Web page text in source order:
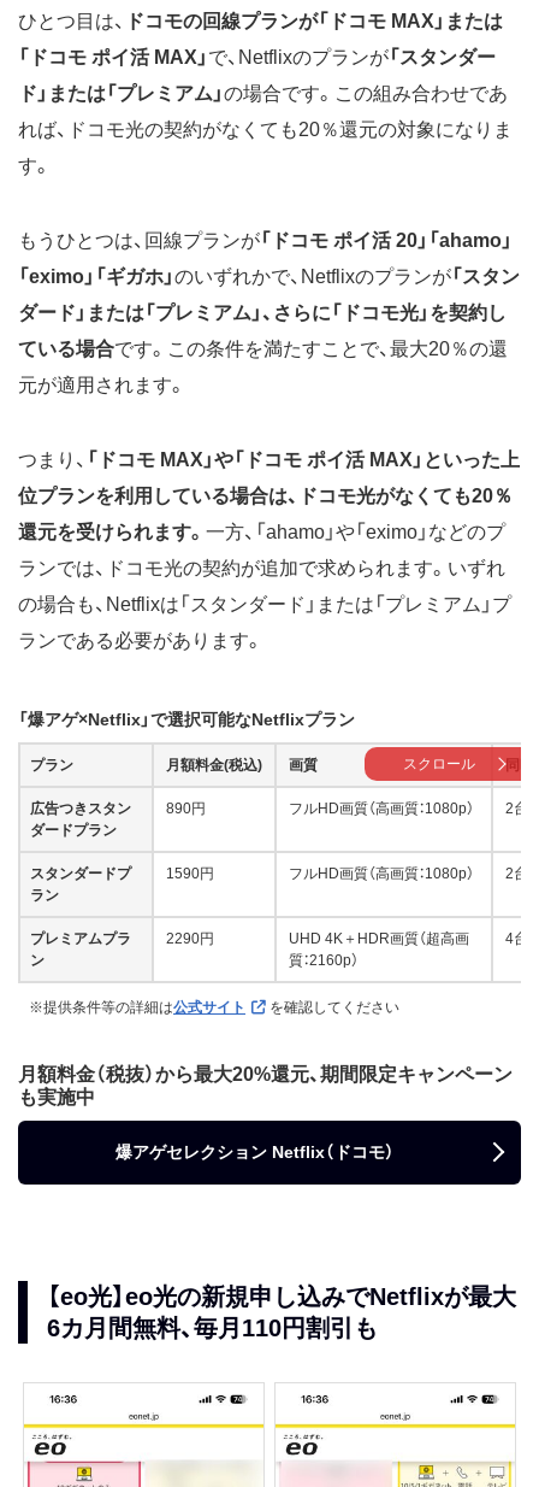
ひとつ目は、
ドコモの回線プランが「ドコモ MAX」または
「ドコモ ポイ活 MAX」 で、Netflixのプランが「スタンダー
ド」または「プレミアム」の場合です。この組み合わせであ
れば、ドコモ光の契約がなくても20％還元の対象になりま
す。
もうひとつは、回線プランが「ドコモ ポイ活 20」「ahamo」
「eximo」「ギガホ」のいずれかで、Netflixのプランが「スタン
ダード」または「プレミアム」、さらに「ドコモ光」を契約し
ている場合です。この条件を満たすことで、最大20％の還
元が適用されます。
つまり、 「ドコモ MAX」や「ドコモ ポイ活 MAX」といった上
位プランを利用している場合は、ドコモ光がなくても20％
還元を受けられます。 一方、「ahamo」や「eximo」などのプ
ランでは、ドコモ光の契約が追加で求められます。いずれ
の場合も、Netflixは「スタンダード」または「プレミアム」プ
ランである必要があります。
「爆アゲ×Netflix」で選択可能なNetflixプラン
プラン 月額料金(税込) 画質 同時
広告つきスタン
ダードプラン
890円 フルHD画質（高画質：1080p） 2台
スタンダードプ
ラン
1590円 フルHD画質（高画質：1080p） 2台
プレミアムプラ
ン
2290円
UHD 4K＋HDR画質（超高画
質：2160p）
4台
スクロール
※提供条件等の詳細は公式サイト を確認してください
月額料金（税抜）から最大20%還元、期間限定キャンペーン
も実施中
爆アゲセレクション Netflix（ドコモ）
【eo光】eo光の新規申し込みでNetflixが最大
6カ月間無料、毎月110円割引も